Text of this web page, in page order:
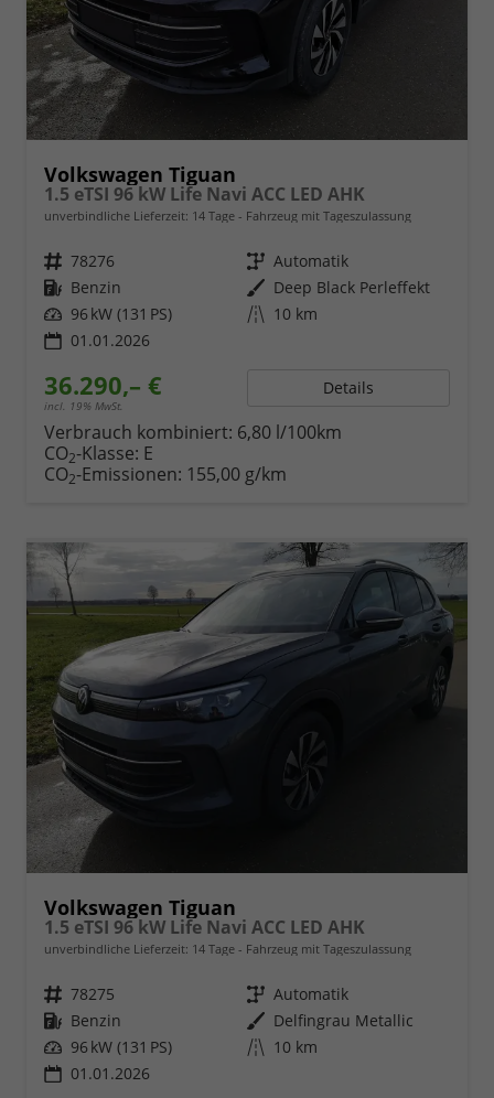
Volkswagen Tiguan
1.5 eTSI 96 kW Life Navi ACC LED AHK
unverbindliche Lieferzeit: 14 Tage Fahrzeug mit Tageszulassung
Fahrzeugnr. 78276 Getriebe Automatik
Kraftstoff Benzin Außenfarbe Deep Black Perleffekt
Leistung 96 kW (131 PS) Kilometerstand 10 km
01.01.2026
36.290,– €
incl. 19% MwSt.
Details
Verbrauch kombiniert: 6,80 l/100km
CO2-Klasse: E
CO2-Emissionen: 155,00 g/km
Volkswagen Tiguan
1.5 eTSI 96 kW Life Navi ACC LED AHK
unverbindliche Lieferzeit: 14 Tage Fahrzeug mit Tageszulassung
Fahrzeugnr. 78275 Getriebe Automatik
Kraftstoff Benzin Außenfarbe Delfingrau Metallic
Leistung 96 kW (131 PS) Kilometerstand 10 km
01.01.2026